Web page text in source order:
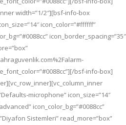
width=”1/2″][bsf-info-box
icon_color=”#ffffff”
icon_border_spacing=”35″
bsf-info-box]
microphone” icon_size=”14″
icon_color_bg=”#0088cc”
Sistemleri” read_more=”box”